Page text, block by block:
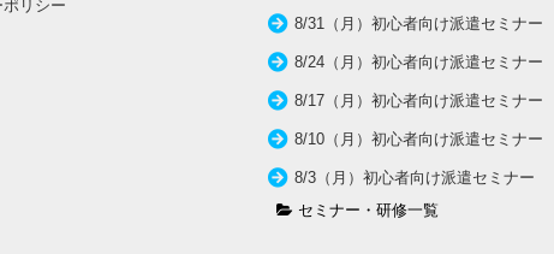
リシー
8/31（月）初心者向け派遣セミナー
8/24（月）初心者向け派遣セミナー
8/17（月）初心者向け派遣セミナー
8/10（月）初心者向け派遣セミナー
8/3（月）初心者向け派遣セミナー
セミナー・研修一覧